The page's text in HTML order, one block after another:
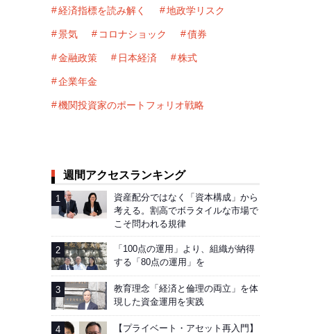
経済指標を読み解く 地政学リスク
景気 コロナショック 債券
金融政策 日本経済 株式
企業年金
機関投資家のポートフォリオ戦略
週間アクセスランキング
資産配分ではなく「資本構成」から
考える。割高でボラタイルな市場で
こそ問われる規律
「100点の運用」より、組織が納得
する「80点の運用」を
教育理念「経済と倫理の両立」を体
現した資金運用を実践
【プライベート・アセット再入門】